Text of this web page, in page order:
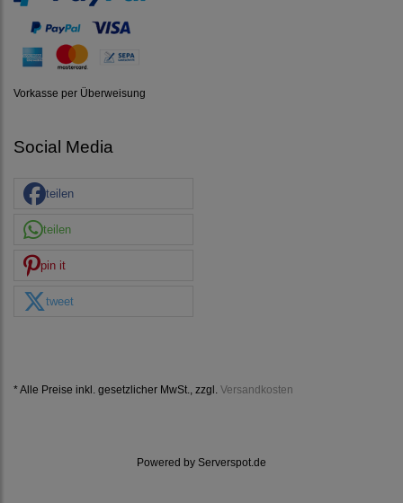
Vorkasse per Überweisung
Social Media
teilen
teilen
pin it
tweet
* Alle Preise inkl. gesetzlicher MwSt., zzgl. Versandkosten
Powered by Serverspot.de